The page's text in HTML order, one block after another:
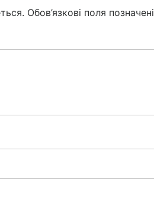
Обов’язкові поля позначені